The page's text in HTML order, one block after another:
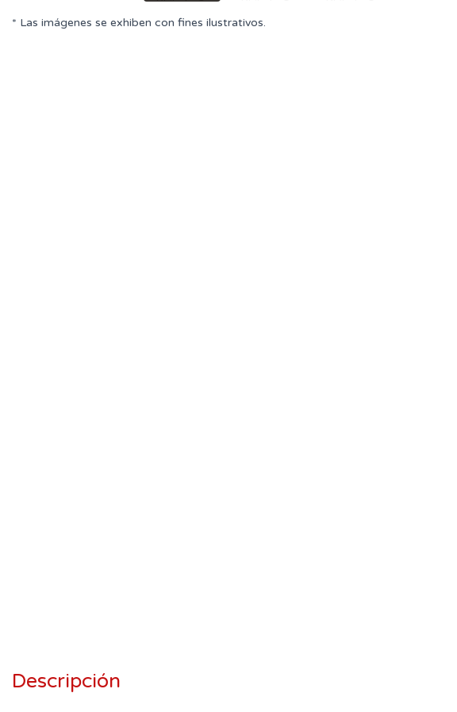
* Las imágenes se exhiben con fines ilustrativos.
Descripción